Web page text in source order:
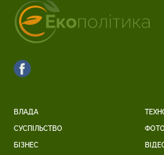
ВЛАДА
СУСПІЛЬСТВО
БІЗНЕС
ФОТО